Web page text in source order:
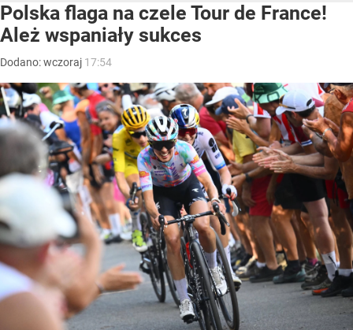
Polska flaga na czele Tour de France!
Ależ wspaniały sukces
Dodano:wczoraj 17:54